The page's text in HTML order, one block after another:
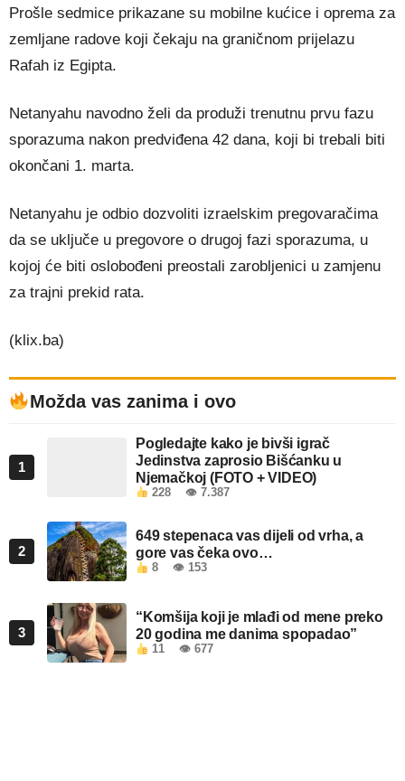
Prošle sedmice prikazane su mobilne kućice i oprema za
zemljane radove koji čekaju na graničnom prijelazu
Rafah iz Egipta.
Netanyahu navodno želi da produži trenutnu prvu fazu
sporazuma nakon predviđena 42 dana, koji bi trebali biti
okončani 1. marta.
Netanyahu je odbio dozvoliti izraelskim pregovaračima
da se uključe u pregovore o drugoj fazi sporazuma, u
kojoj će biti oslobođeni preostali zarobljenici u zamjenu
za trajni prekid rata.
(klix.ba)
Možda vas zanima i ovo
1
Pogledajte kako je bivši igrač
Jedinstva zaprosio Bišćanku u
Njemačkoj (FOTO + VIDEO)
228 👁 7.387
2
649 stepenaca vas dijeli od vrha, a
gore vas čeka ovo…
8 👁 153
3
“Komšija koji je mlađi od mene preko
20 godina me danima spopadao”
11 👁 677